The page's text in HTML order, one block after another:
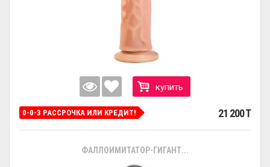
купить
0-0-3 РАССРОЧКА ИЛИ КРЕДИТ! 21 200 T
ФАЛЛОИМИТАТОР-ГИГАНТ...